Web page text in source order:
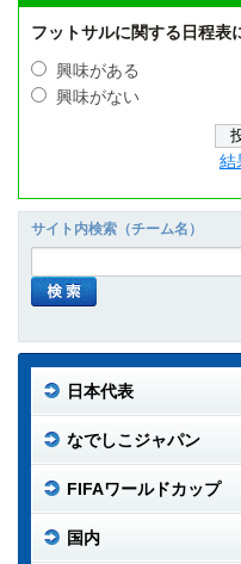
フットサルに関する日程表
興味がある
興味がない
結
サイト内検索（チーム名）
日本代表
なでしこジャパン
FIFAワールドカップ
国内